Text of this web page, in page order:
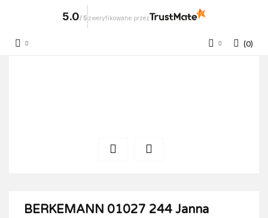
5.0/ 5 zweryfikowane przez
(0)
BERKEMANN 01027 244 Janna